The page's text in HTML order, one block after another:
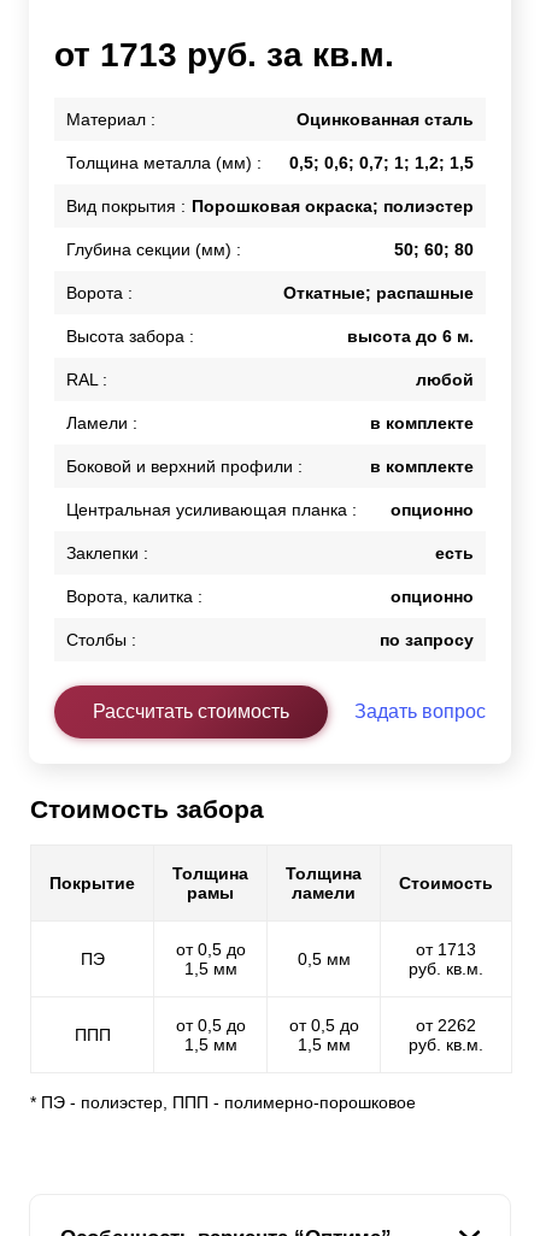
от 1713 руб. за кв.м.
Материал : Оцинкованная сталь
Толщина металла (мм) : 0,5; 0,6; 0,7; 1; 1,2; 1,5
Вид покрытия : Порошковая окраска; полиэстер
Глубина секции (мм) : 50; 60; 80
Ворота : Откатные; распашные
Высота забора : высота до 6 м.
RAL : любой
Ламели : в комплекте
Боковой и верхний профили : в комплекте
Центральная усиливающая планка : опционно
Заклепки : есть
Ворота, калитка : опционно
Столбы : по запросу
Рассчитать стоимость Задать вопрос
Стоимость забора
Покрытие
Толщина
рамы
Толщина
ламели
Стоимость
ПЭ
от 0,5 до
1,5 мм
0,5 мм
от 1713
руб. кв.м.
ППП
от 0,5 до
1,5 мм
от 0,5 до
1,5 мм
от 2262
руб. кв.м.
* ПЭ - полиэстер, ППП - полимерно-порошковое